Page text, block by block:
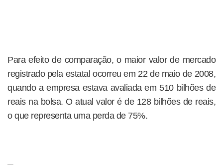
Para efeito de comparação, o maior valor de mercado
registrado pela estatal ocorreu em 22 de maio de 2008,
quando a empresa estava avaliada em 510 bilhões de
reais na bolsa. O atual valor é de 128 bilhões de reais,
o que representa uma perda de 75%.